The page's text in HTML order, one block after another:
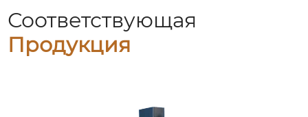
Соответствующая
Продукция